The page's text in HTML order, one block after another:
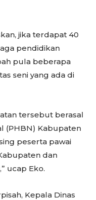
jika terdapat 40
pendidikan
pula beberapa
seni yang ada di
tersebut berasal
(PHBN) Kabupaten
peserta pawai
dan
ucap Eko.
Kepala Dinas